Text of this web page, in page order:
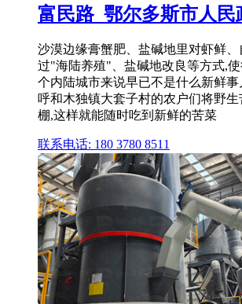
富民路_鄂尔多斯市人民
沙漠边缘膏蟹肥、盐碱地里对虾鲜
过"海陆养殖"、盐碱地改良等方式,
个内陆城市来说早已不是什么新鲜
呼和木独镇大套子村的农户们将野
棚,这样就能随时吃到新鲜的苦菜
联系电话: 180 3780 8511